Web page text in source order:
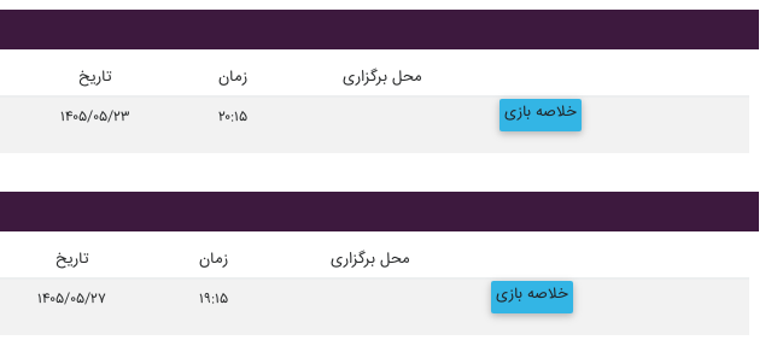
تاریخ زمان محل برگزاری
۱۴۰۵/۰۵/۲۳ ۲۰:۱۵ خلاصه بازی
تاریخ زمان محل برگزاری
۱۴۰۵/۰۵/۲۷ ۱۹:۱۵ خلاصه بازی